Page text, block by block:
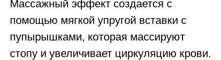
Массажный эффект создается с
помощью мягкой упругой вставки с
пупырышками, которая массируют
стопу и увеличивает циркуляцию крови.